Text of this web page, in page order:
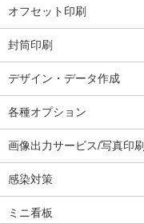
オフセット印刷
封筒印刷
デザイン・データ作成
各種オプション
画像出力サービス/写真印刷
感染対策
ミニ看板